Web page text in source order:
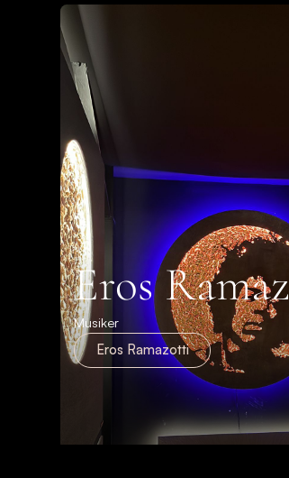
Eros
Musiker
Eros Ramazotti